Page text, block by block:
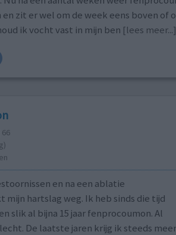
en zit er wel om de week eens boven of
ik vocht vast in mijn ben [lees meer...]
66
en na een ablatie
mijn hartslag weg. Ik heb sinds die tijd
slik al bijna 15 jaar fenprocoumon. Al
De laatste jaren krijg ik steeds